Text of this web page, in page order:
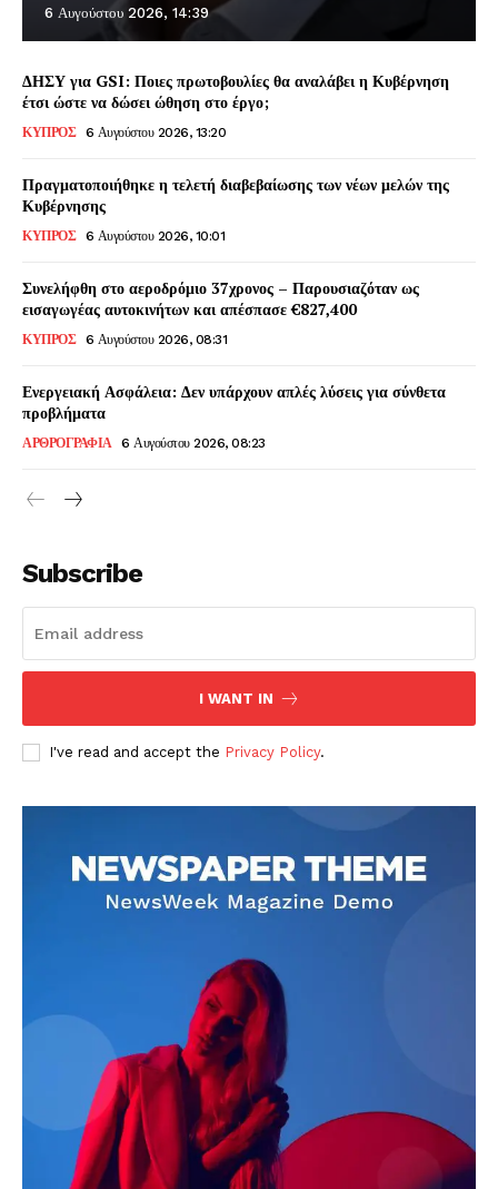
6 Αυγούστου 2026, 14:39
ΔΗΣΥ για GSI: Ποιες πρωτοβουλίες θα αναλάβει η Κυβέρνηση
έτσι ώστε να δώσει ώθηση στο έργο;
ΚΥΠΡΟΣ 6 Αυγούστου 2026, 13:20
Πραγματοποιήθηκε η τελετή διαβεβαίωσης των νέων μελών της
Κυβέρνησης
ΚΥΠΡΟΣ 6 Αυγούστου 2026, 10:01
Συνελήφθη στο αεροδρόμιο 37χρονος – Παρουσιαζόταν ως
εισαγωγέας αυτοκινήτων και απέσπασε €827,400
ΚΥΠΡΟΣ 6 Αυγούστου 2026, 08:31
Ενεργειακή Ασφάλεια: Δεν υπάρχουν απλές λύσεις για σύνθετα
προβλήματα
ΑΡΘΡΟΓΡΑΦΙΑ 6 Αυγούστου 2026, 08:23
Subscribe
I WANT IN
I've read and accept the Privacy Policy.